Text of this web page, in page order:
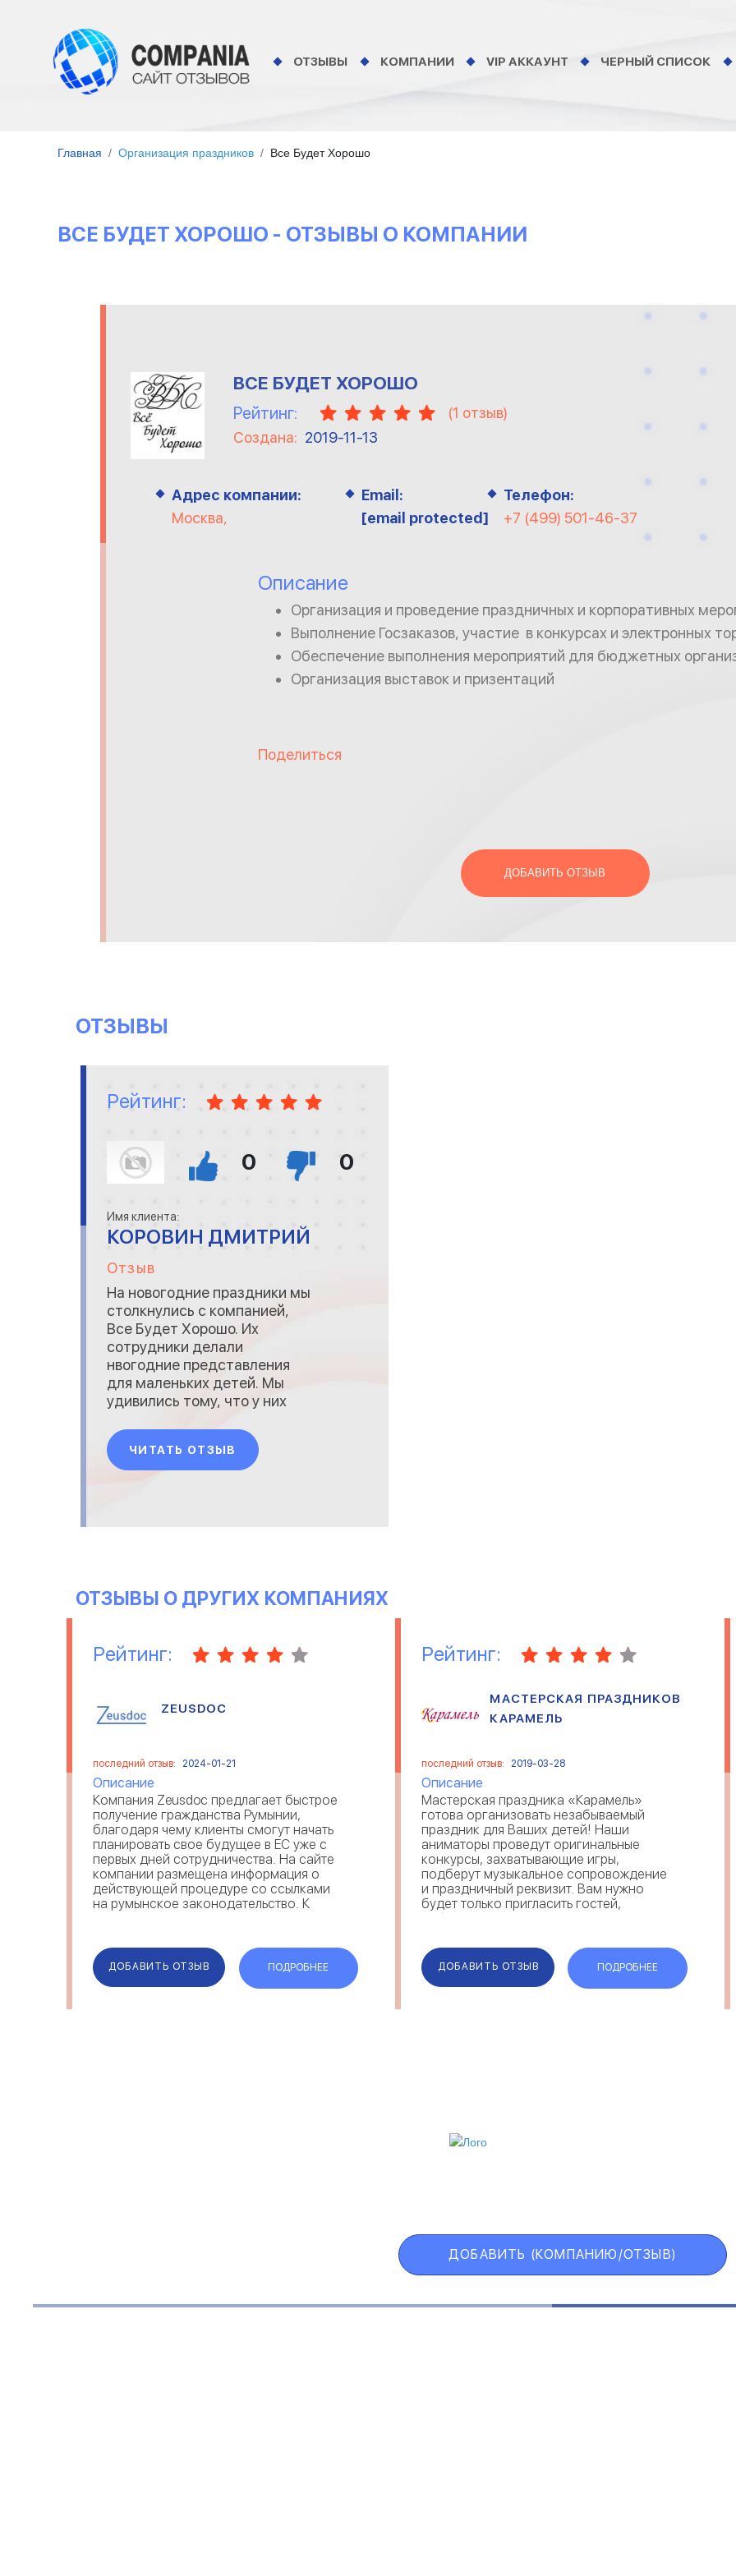
ОТЗЫВЫ КОМПАНИИ VIP АККАУНТ ЧЕРНЫЙ СПИСОК
Главная Организация праздников Все Будет Хорошо
ВСЕ БУДЕТ ХОРОШО - ОТЗЫВЫ О КОМПАНИИ
ВСЕ БУДЕТ ХОРОШО
Рейтинг: (1 отзыв)
Создана: 2019-11-13
Адрес компании:
Москва,
Email:
[email protected]
Телефон:
+7 (499) 501-46-37
Описание
Организация и проведение праздничных и корпоративных
Выполнение Госзаказов, участие в конкурсах и электронных
Обеспечение выполнения мероприятий для бюджетных
Организация выставок и призентаций
Поделиться
ДОБАВИТЬ ОТЗЫВ
ОТЗЫВЫ
Рейтинг:
0 0
Имя клиента:
КОРОВИН ДМИТРИЙ
Отзыв
На новогодние праздники мы
столкнулись с компанией,
Все Будет Хорошо. Их
сотрудники делали
нвогодние представления
для маленьких детей. Мы
удивились тому, что у них
памперсы, салфетки, молоко,
печенье и т.д. Все для того,
чтоб можно было
ЧИТАТЬ ОТЗЫВ
ОТЗЫВЫ О ДРУГИХ КОМПАНИЯХ
Рейтинг:
ZEUSDOC
последний отзыв: 2024-01-21
Описание
Компания Zeusdoc предлагает быстрое
получение гражданства Румынии,
благодаря чему клиенты смогут начать
планировать свое будущее в ЕС уже с
первых дней сотрудничества. На сайте
компании размещена информация о
действующей процедуре со ссылками
на румынское законодательство. К
всех этапах оформления, сохран...
ДОБАВИТЬ ОТЗЫВ ПОДРОБНЕЕ
Рейтинг:
МАСТЕРСКАЯ ПРАЗДНИКОВ
КАРАМЕЛЬ
последний отзыв: 2019-03-28
Описание
Мастерская праздника «Карамель»
готова организовать незабываемый
праздник для Ваших детей! Наши
аниматоры проведут оригинальные
конкурсы, захватывающие игры,
подберут музыкальное сопровождение
и праздничный реквизит. Вам нужно
будет только пригласить гостей,
выбрать время и место проведения
положительными эмоциями! Мы
работаем не только в К...
ДОБАВИТЬ ОТЗЫВ ПОДРОБНЕЕ
ДОБАВИТЬ (КОМПАНИЮ/ОТЗЫВ)